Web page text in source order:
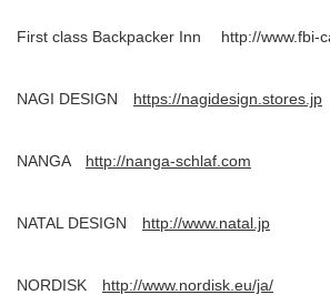
First class Backpacker Inn http://www.fbi-
NAGI DESIGN https://nagidesign.stores.jp
NANGA http://nanga-schlaf.com
NATAL DESIGN http://www.natal.jp
NORDISK http://www.nordisk.eu/ja/